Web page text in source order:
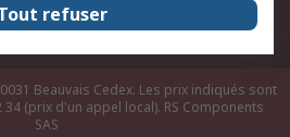
RS Particuliers
Beauvais Cedex. Les prix indiqués sont
34 (prix d'un appel local). RS Components
SAS
refuser